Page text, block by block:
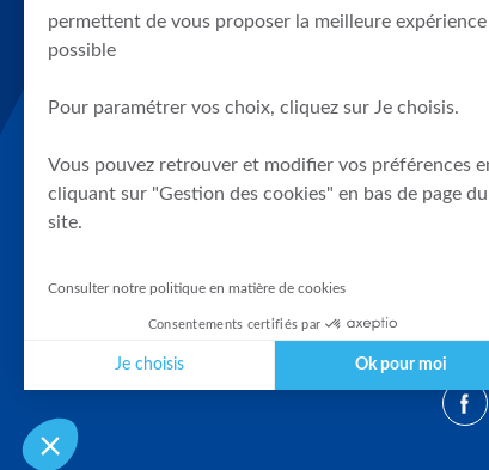
en
Tous
permettent de vous proposer la meilleure expérience
possible
Pour paramétrer vos choix, cliquez sur Je choisis.
Vous pouvez retrouver et modifier vos préférences
cliquant sur "Gestion des cookies" en bas de page du
site.
Consulter notre politique en matière de cookies
Consentements certifiés par
Je choisis Ok pour moi
Plateforme de Gestion du Consentement : Personnalisez vos
Notre plateforme vous permet d'adapter et de gérer vos